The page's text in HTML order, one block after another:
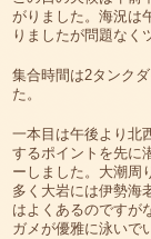
がりました。海況は
りましたが問題なく
集合時間は2タンク
た。
一本目は午後より北
するポイントを先に
ーしました。大潮周
多く大岩には伊勢海
はよくあるのですが
ガメが優雅に泳いで